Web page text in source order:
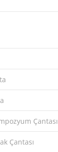
Çantası
Çantası